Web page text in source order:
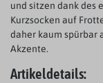
und sitzen dank des
Kurzsocken auf
daher kaum spürbar
Akzente.
Artikeldetails: